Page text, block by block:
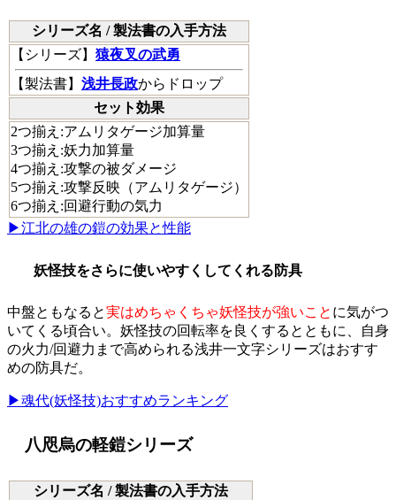
シリーズ名 / 製法書の入手方法
【 シリーズ】 猿夜叉の武勇
【製法書】 浅井長政からドロップ
セット効果
2つ揃え:アムリタゲージ加算量
3つ揃え:妖力加算量
4つ揃え:攻撃の被ダメージ
5つ揃え:攻撃反映（アムリタゲージ）
6つ揃え:回避行動の気力
▶江北の雄の鎧の効果と性能
妖怪技をさらに使いやすくしてくれる防具
中盤ともなると実はめちゃくちゃ妖怪技が強いこと に気がつ
いてくる頃合い。妖怪技の回転率を良くするとともに、自身
の火力/回避力まで高められる浅井一文字シリーズはおすす
めの防具だ。
▶魂代(妖怪技)おすすめランキング
八咫烏の軽鎧シリーズ
シリーズ名 / 製法書の入手方法